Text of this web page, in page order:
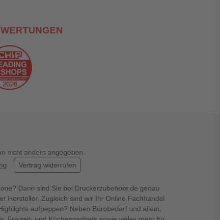
nicht anders angegeben.
Vertrag widerrufen
Dann sind Sie bei Druckerzubehoer.de genau
Hersteller. Zugleich sind wir Ihr Online Fachhandel
aufpeppen? Neben Bürobedarf und allem,